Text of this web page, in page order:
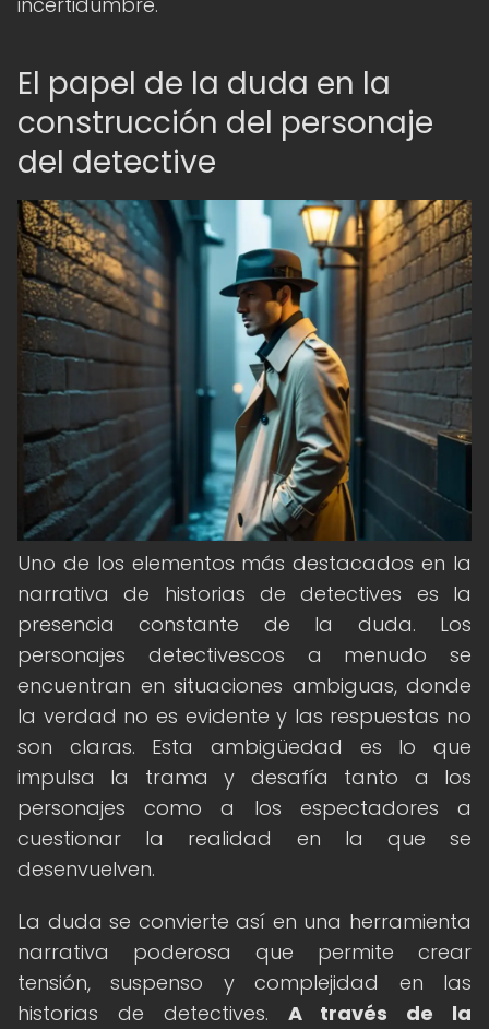
El papel de la duda en la
construcción del personaje
del detective
Uno de los elementos más destacados en la
narrativa de historias de detectives es la
presencia constante de la duda. Los
personajes detectivescos a menudo se
encuentran en situaciones ambiguas, donde
la verdad no es evidente y las respuestas no
son claras. Esta ambigüedad es lo que
impulsa la trama y desafía tanto a los
personajes como a los espectadores a
cuestionar la realidad en la que se
desenvuelven.
La duda se convierte así en una herramienta
narrativa poderosa que permite crear
tensión, suspenso y complejidad en las
historias de detectives. A través de la